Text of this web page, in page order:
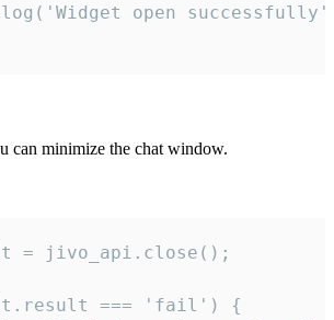
open
can minimize the chat window.
= jivo_api.close();
=== 'fail') {